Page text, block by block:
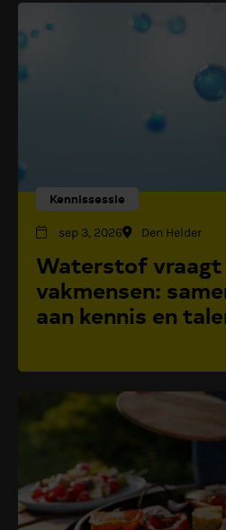
Kennissessie
sep 3, 2026 Den Helder
Waterstof vraagt
vakmensen:
aan kennis en